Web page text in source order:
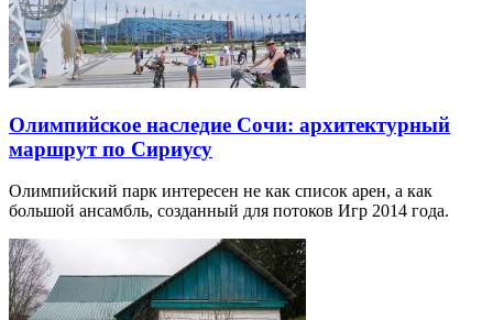
Олимпийское наследие Сочи: архитектурный
маршрут по Сириусу
Олимпийский парк интересен не как список арен, а как
большой ансамбль, созданный для потоков Игр 2014 года.